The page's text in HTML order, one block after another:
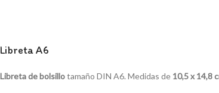
Libreta A6
Libreta de bolsillotamaño DIN A6. Medidas de 10,5 x 14,8